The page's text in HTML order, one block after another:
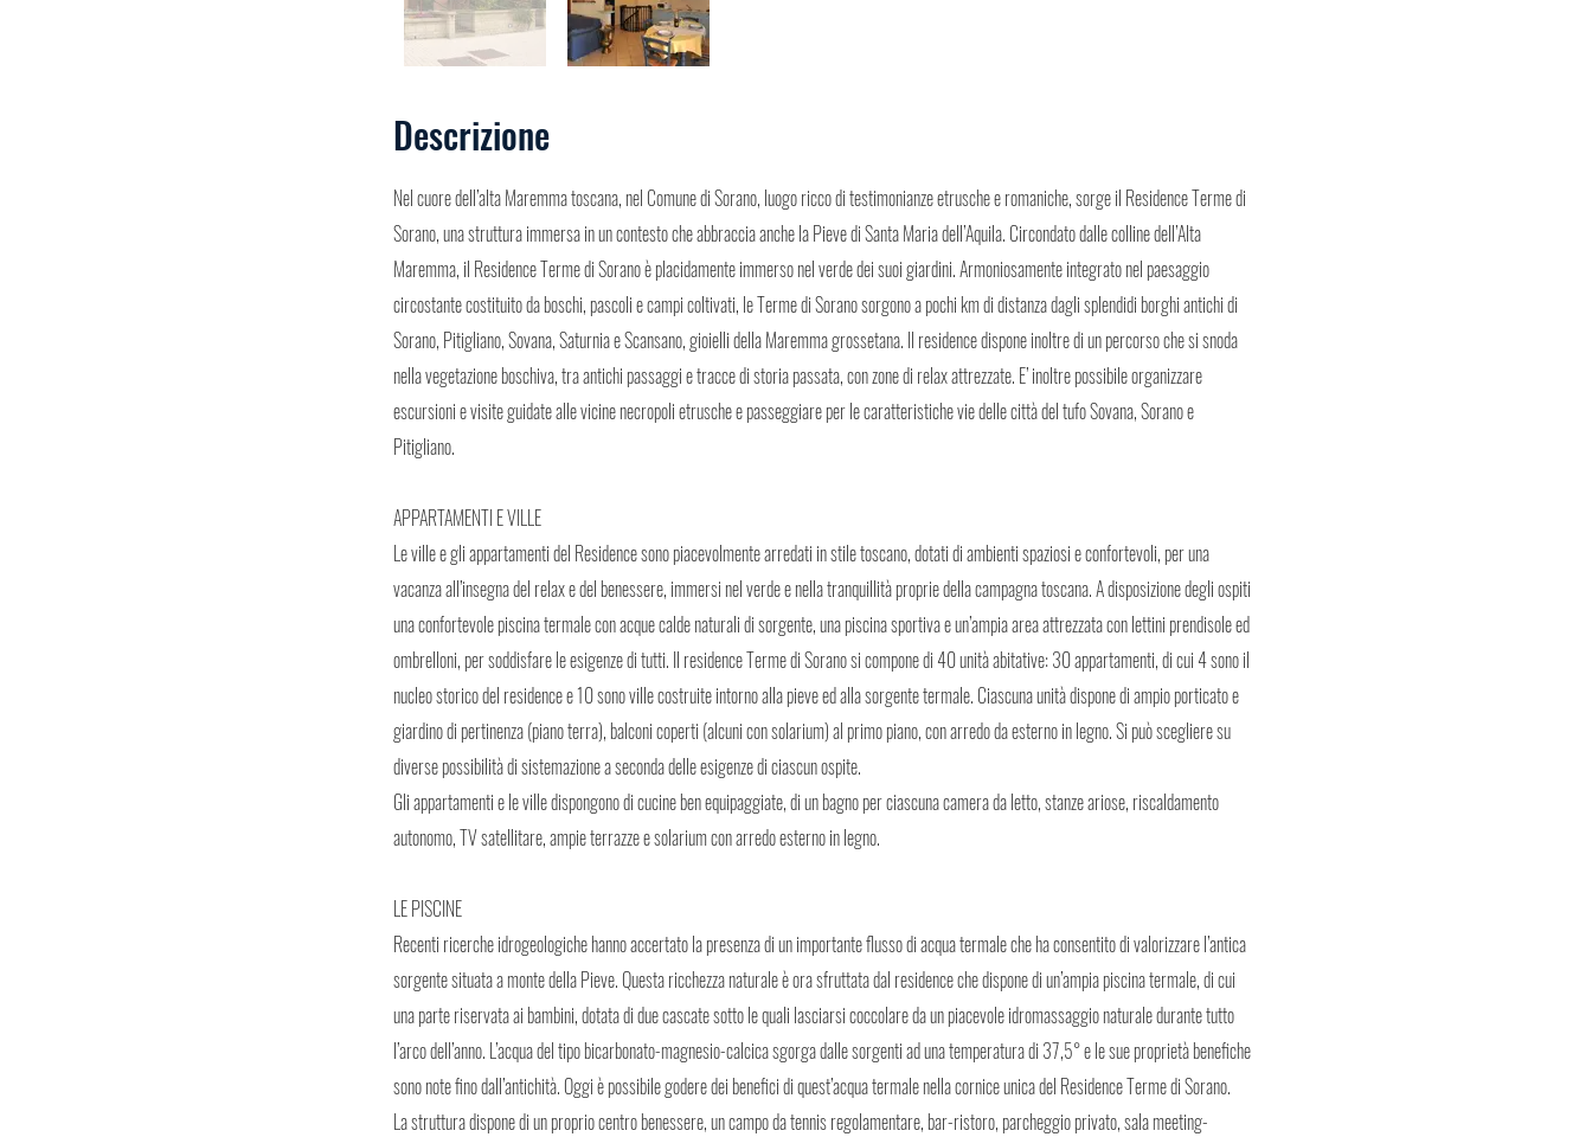
Descrizione
Nel cuore dell’alta Maremma toscana, nel Comune di Sorano, luogo ricco di testimonianze etrusche e romaniche, sorge il Residence Terme di
Sorano, una struttura immersa in un contesto che abbraccia anche la Pieve di Santa Maria dell’Aquila. Circondato dalle colline dell’Alta
Maremma, il Residence Terme di Sorano è placidamente immerso nel verde dei suoi giardini. Armoniosamente integrato nel paesaggio
circostante costituito da boschi, pascoli e campi coltivati, le Terme di Sorano sorgono a pochi km di distanza dagli splendidi borghi antichi di
Sorano, Pitigliano, Sovana, Saturnia e Scansano, gioielli della Maremma grossetana. Il residence dispone inoltre di un percorso che si snoda
nella vegetazione boschiva, tra antichi passaggi e tracce di storia passata, con zone di relax attrezzate. E’ inoltre possibile organizzare
escursioni e visite guidate alle vicine necropoli etrusche e passeggiare per le caratteristiche vie delle città del tufo Sovana, Sorano e
Pitigliano.
APPARTAMENTI E VILLE
Le ville e gli appartamenti del Residence sono piacevolmente arredati in stile toscano, dotati di ambienti spaziosi e confortevoli, per una
vacanza all’insegna del relax e del benessere, immersi nel verde e nella tranquillità proprie della campagna toscana. A disposizione degli ospiti
una confortevole piscina termale con acque calde naturali di sorgente, una piscina sportiva e un’ampia area attrezzata con lettini prendisole ed
ombrelloni, per soddisfare le esigenze di tutti. Il residence Terme di Sorano si compone di 40 unità abitative: 30 appartamenti, di cui 4 sono il
nucleo storico del residence e 10 sono ville costruite intorno alla pieve ed alla sorgente termale. Ciascuna unità dispone di ampio porticato e
giardino di pertinenza (piano terra), balconi coperti (alcuni con solarium) al primo piano, con arredo da esterno in legno. Si può scegliere su
diverse possibilità di sistemazione a seconda delle esigenze di ciascun ospite.
Gli appartamenti e le ville dispongono di cucine ben equipaggiate, di un bagno per ciascuna camera da letto, stanze ariose, riscaldamento
autonomo, TV satellitare, ampie terrazze e solarium con arredo esterno in legno.
LE PISCINE
Recenti ricerche idrogeologiche hanno accertato la presenza di un importante flusso di acqua termale che ha consentito di valorizzare l’antica
sorgente situata a monte della Pieve. Questa ricchezza naturale è ora sfruttata dal residence che dispone di un’ampia piscina termale, di cui
una parte riservata ai bambini, dotata di due cascate sotto le quali lasciarsi coccolare da un piacevole idromassaggio naturale durante tutto
l’arco dell’anno. L’acqua del tipo bicarbonato-magnesio-calcica sgorga dalle sorgenti ad una temperatura di 37,5° e le sue proprietà benefiche
sono note fino dall’antichità. Oggi è possibile godere dei benefici di quest’acqua termale nella cornice unica del Residence Terme di Sorano.
La struttura dispone di un proprio centro benessere, un campo da tennis regolamentare, bar-ristoro, parcheggio privato, sala meeting-